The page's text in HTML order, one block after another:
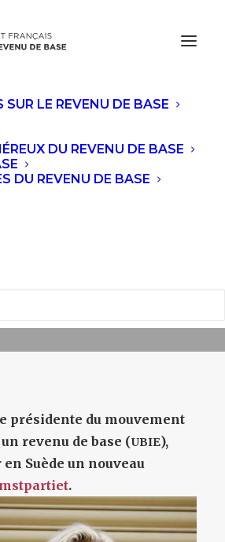
LE REVENU DE BASE
DU REVENU DE BASE
DU REVENU DE BASE
présidente
fonde un
le revenu
présidente du mouvement
revenu de base (UBIE),
Suède un nouveau
.